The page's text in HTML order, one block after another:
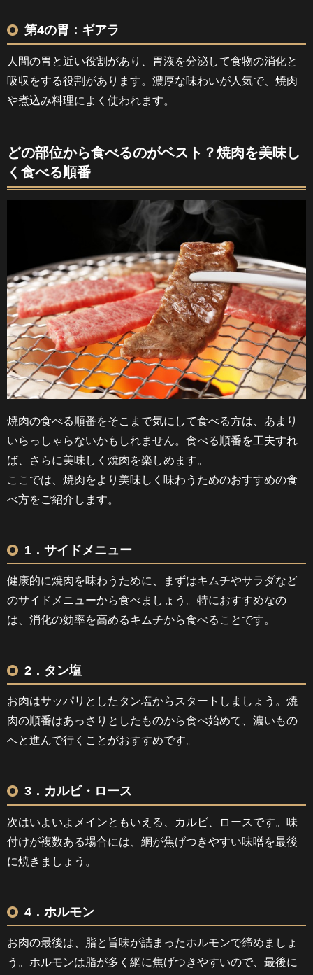
第4の胃：ギアラ
人間の胃と近い役割があり、胃液を分泌して食物の消化と
吸収をする役割があります。濃厚な味わいが人気で、焼肉
や煮込み料理によく使われます。
どの部位から食べるのがベスト？焼肉を美味し
く食べる順番
焼肉の食べる順番をそこまで気にして食べる方は、あまり
いらっしゃらないかもしれません。食べる順番を工夫すれ
ば、さらに美味しく焼肉を楽しめます。
ここでは、焼肉をより美味しく味わうためのおすすめの食
べ方をご紹介します。
1．サイドメニュー
健康的に焼肉を味わうために、まずはキムチやサラダなど
のサイドメニューから食べましょう。特におすすめなの
は、消化の効率を高めるキムチから食べることです。
2．タン塩
お肉はサッパリとしたタン塩からスタートしましょう。焼
肉の順番はあっさりとしたものから食べ始めて、濃いもの
へと進んで行くことがおすすめです。
3．カルビ・ロース
次はいよいよメインともいえる、カルビ、ロースです。味
付けが複数ある場合には、網が焦げつきやすい味噌を最後
に焼きましょう。
4．ホルモン
お肉の最後は、脂と旨味が詰まったホルモンで締めましょ
う。ホルモンは脂が多く網に焦げつきやすいので、最後に